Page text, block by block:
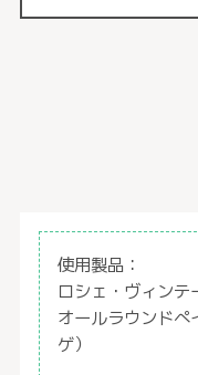
使用製品：
ロシェ・ヴィンテ
オールラウンド
ゲ）